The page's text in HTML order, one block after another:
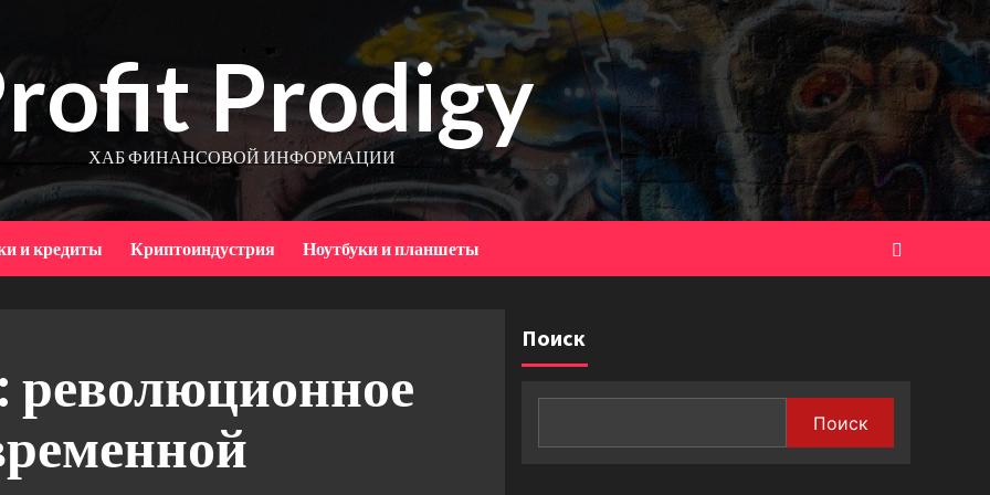
Prodigy
ХАБ ФИНАНСОВОЙ ИНФОРМАЦИИ
и кредиты Криптоиндустрия Ноутбуки и планшеты
Поиск
Поиск